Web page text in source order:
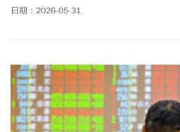
議」，並透露輝達每年在台支出已達
進，準備迎接台灣半導體產業的「AI黃
CMoney最新統計，今年以來多檔半導
成長，包括00891、00927、00892、
都明顯成長。其中，00891近期不僅
日期：2026-05-31